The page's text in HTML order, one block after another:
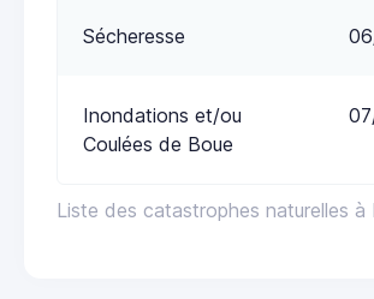
Liste des catastrophes naturelles à
Sécheresse
Inondations et/ou
Coulées de Boue